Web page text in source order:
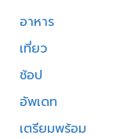
อาหาร
เที่ยว
ช้อป
อัพเดท
เตรียมพร้อม